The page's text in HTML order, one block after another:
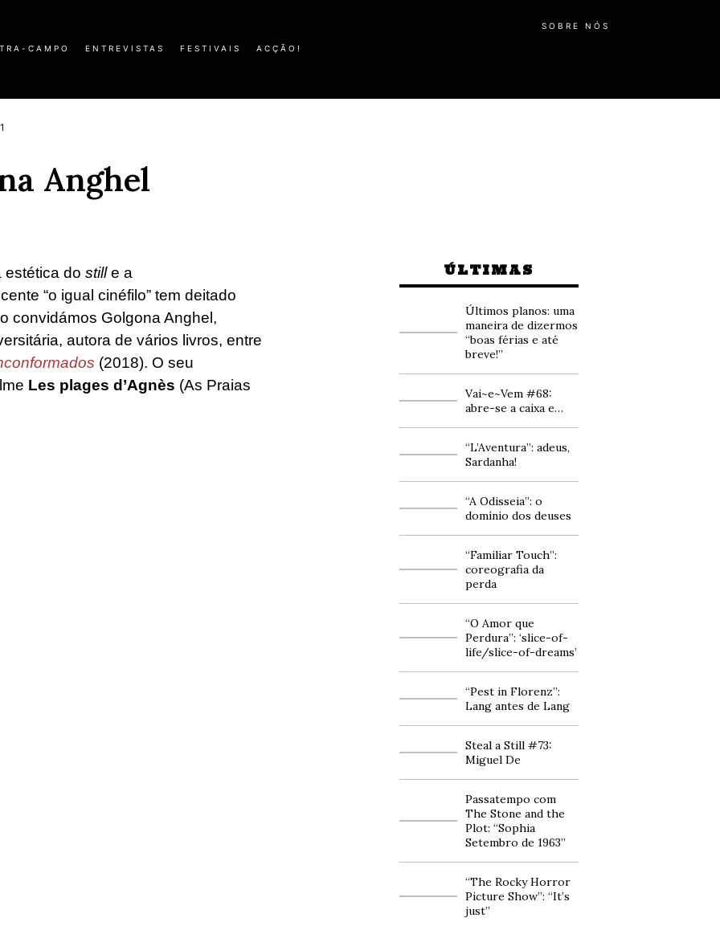
CAMPO ENTREVISTAS FESTIVAIS ACÇÃO!
SOBRE NÓS
Anghel
do stille a
“o igual cinéfilo” tem deitado
convidámos Golgona Anghel,
autora de vários livros, entre
(2018). O seu
Les plages d’Agnès (As Praias
ÚLTIMAS
Últimos planos: uma
maneira de dizermos
“boas férias e até
breve!”
Vai~e~Vem #68:
abre-se a caixa e…
“L’Aventura”: adeus,
Sardanha!
“A Odisseia”: o
domínio dos deuses
“Familiar Touch”:
coreografia da
perda
“O Amor que
Perdura”: ‘slice-of-
life/slice-of-dreams’
“Pest in Florenz”:
Lang antes de Lang
Steal a Still #73:
Miguel De
Passatempo com
The Stone and the
Plot: “Sophia
Setembro de 1963”
“The Rocky Horror
Picture Show”: “It’s
just”